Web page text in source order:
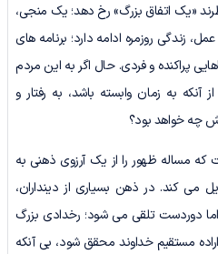
«یک اتفاق بزرگ» رخ دهد؛ یک منجی،
زندگی روزمره ادامه دارد؛ برنامه های
پراکنده و فردی. حال اگر به این مردم
به زمان وابسته باشد، به رفتار و
چه خواهد بود؟
مساله ظهور را از یک آرزوی ذهنی به
می کند. در ذهن بسیاری از دینداران،
دوردست تلقی می شود؛ رخدادی بزرگ
مستقیم خداوند محقق شود، بی آنکه